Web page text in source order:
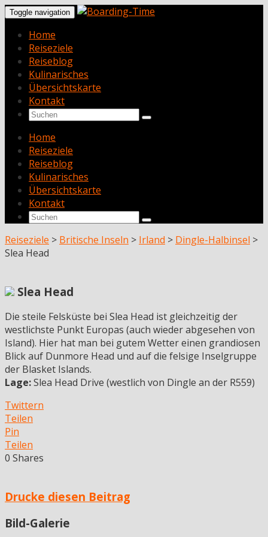
Toggle navigation
Home
Reiseziele
Reiseblog
Kulinarisches
Übersichtskarte
Kontakt
Home
Reiseziele
Reiseblog
Kulinarisches
Übersichtskarte
Kontakt
Reiseziele > Britische Inseln > Irland > Dingle-Halbinsel >
Slea Head
Slea Head
Die steile Felsküste bei Slea Head ist gleichzeitig der
westlichste Punkt Europas (auch wieder abgesehen von
Island). Hier hat man bei gutem Wetter einen grandiosen
Blick auf Dunmore Head und auf die felsige Inselgruppe
der Blasket Islands.
Lage:Slea Head Drive (westlich von Dingle an der R559)
Twittern
Teilen
Pin
Teilen
0 Shares
Drucke diesen Beitrag
Bild-Galerie